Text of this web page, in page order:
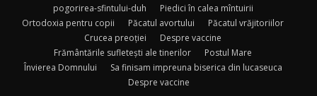
pogorirea-sfintului-duh
Piedici în calea mîntuirii
Ortodoxia pentru copii
Păcatul avortului
Păcatul vrăjitoriilor
Crucea preoției
Despre vaccine
Frământările sufletești ale tinerilor
Postul Mare
Învierea Domnului
Sa finisam impreuna biserica din lucaseuca
Despre vaccine